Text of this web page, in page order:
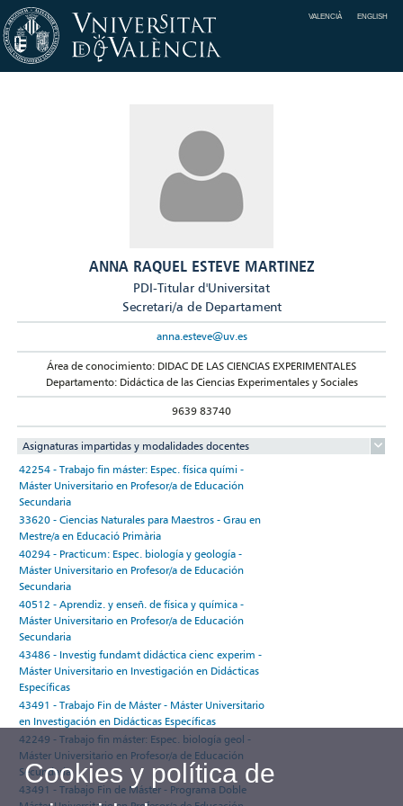
VALENCIÀ ENGLISH
ANNA RAQUEL ESTEVE MARTINEZ
PDI-Titular d'Universitat
Secretari/a de Departament
anna.esteve@uv.es
Área de conocimiento: DIDAC DE LAS CIENCIAS EXPERIMENTALES
Departamento: Didáctica de las Ciencias Experimentales y Sociales
9639 83740
Asignaturas impartidas y modalidades docentes
42254 - Trabajo fin máster: Espec. física quími -
Máster Universitario en Profesor/a de Educación
Secundaria
33620 - Ciencias Naturales para Maestros - Grau en
Mestre/a en Educació Primària
40294 - Practicum: Espec. biología y geología -
Máster Universitario en Profesor/a de Educación
Secundaria
40512 - Aprendiz. y enseñ. de física y química -
Máster Universitario en Profesor/a de Educación
Secundaria
43486 - Investig fundamt didáctica cienc experim -
Máster Universitario en Investigación en Didácticas
Específicas
43491 - Trabajo Fin de Máster - Máster Universitario
en Investigación en Didácticas Específicas
42249 - Trabajo fin máster: Espec. biología geol -
Máster Universitario en Profesor/a de Educación
Secundaria
43491 - Trabajo Fin de Máster - Programa Doble
Cookies y política de